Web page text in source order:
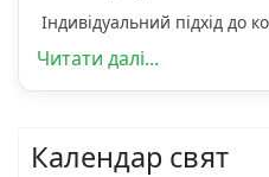
Індивідуальний підхід до
Читати далі...
Календар свят